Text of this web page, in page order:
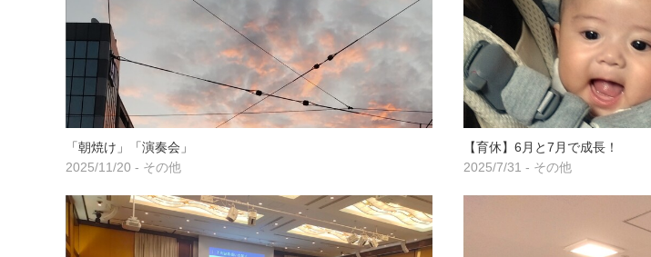
「朝焼け」「演奏会」
2025/11/20 - その他
【育休】6月と7月で成長！
2025/7/31 - その他